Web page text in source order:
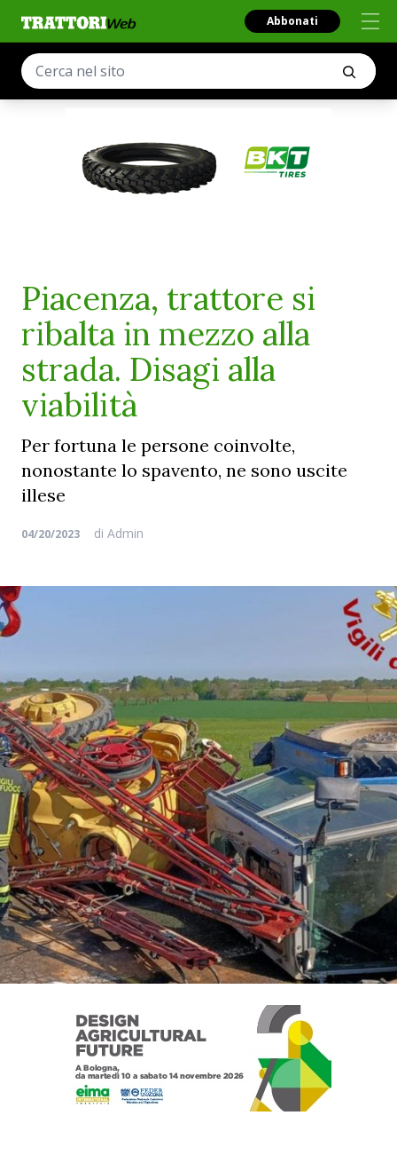
Abbonati
Piacenza, trattore si
ribalta in mezzo alla
strada. Disagi alla
viabilità
Per fortuna le persone coinvolte,
nonostante lo spavento, ne sono uscite
illese
04/20/2023 di Admin